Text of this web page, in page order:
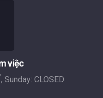
việc
', Sunday: CLOSED